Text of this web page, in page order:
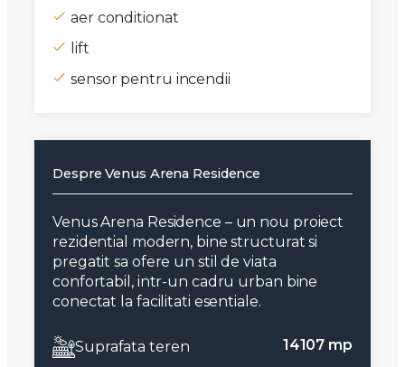
aer conditionat
lift
sensor pentru incendii
Despre Venus Arena Residence
Venus Arena Residence – un nou proiect
rezidential modern, bine structurat si
pregatit sa ofere un stil de viata
confortabil, intr-un cadru urban bine
conectat la facilitati esentiale.
Suprafata teren 14107 mp